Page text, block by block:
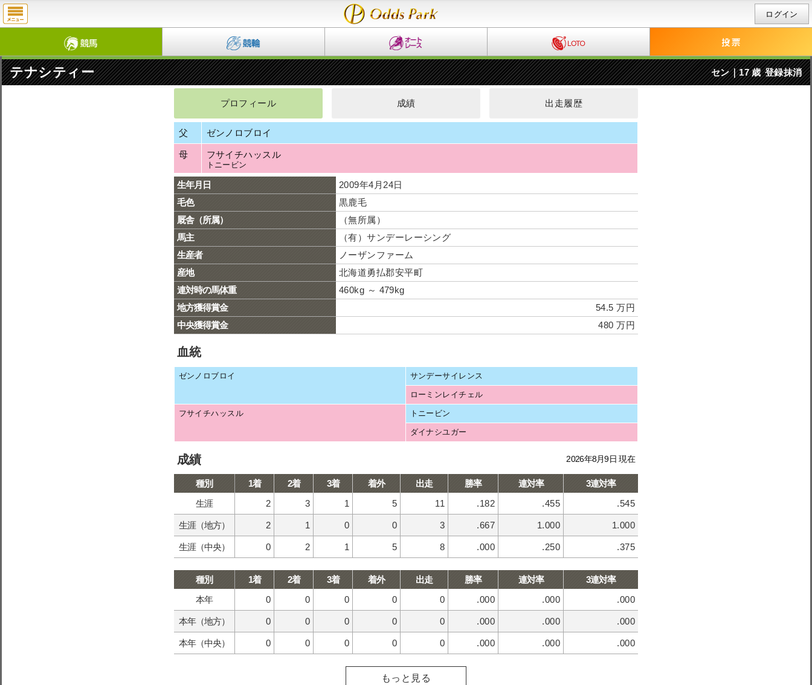
ログイン
テナシティー セン｜17 歳 登録抹消
プロフィール 成績 出走履歴
父 ゼンノロブロイ
母 フサイチハッスル
トニービン
生年月日
2009年4月24日
毛色
黒鹿毛
厩舎（所属）
（無所属）
馬主
（有）サンデーレーシング
生産者
ノーザンファーム
産地
北海道勇払郡安平町
連対時の馬体重
460kg ～ 479kg
地方獲得賞金
54.5 万円
中央獲得賞金
480 万円
血統
ゼンノロブロイ サンデーサイレンス
ローミンレイチェル
フサイチハッスル トニービン
ダイナシユガー
成績 2026年8月9日 現在
種別 1着 2着 3着 着外 出走 勝率 連対率
3連対率
生涯
2 3 1 5 11 .182 .455 .545
生涯（地方） 2 1 0 0 3 .667 1.000 1.000
生涯（中央） 0 2 1 5 8 .000 .250 .375
種別 1着 2着 3着 着外 出走 勝率 連対率
3連対率
本年
0 0 0 0 0 .000 .000 .000
本年（地方） 0 0 0 0 0 .000 .000 .000
本年（中央） 0 0 0 0 0 .000 .000 .000
もっと見る